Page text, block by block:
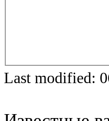
Last modified: